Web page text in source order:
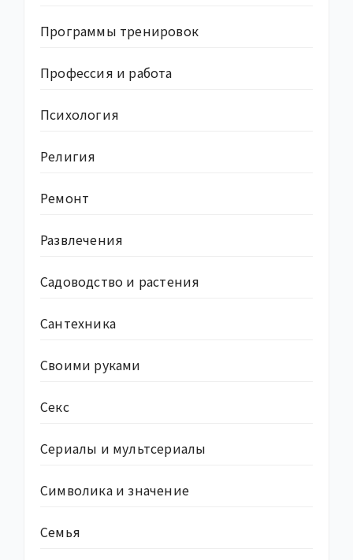
Программы тренировок
Профессия и работа
Психология
Религия
Ремонт
Развлечения
Садоводство и растения
Сантехника
Своими руками
Секс
Сериалы и мультсериалы
Символика и значение
Семья